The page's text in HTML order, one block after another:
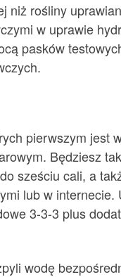
niż rośliny
w uprawie
pasków
pierwszym jest
Będziesz
sześciu cali, a
lub w internecie.
3-3-3 plus
wodę